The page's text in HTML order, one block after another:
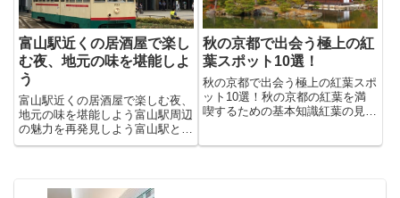
富山駅近くの居酒屋で楽し
む夜、地元の味を堪能しよ
う
富山駅近くの居酒屋で楽しむ夜、
地元の味を堪能しよう富山駅周辺
の魅力を再発見しよう富山駅と
は？基本情報とアクセスルート富
の路線が乗り入れる北陸地方の主
秋の京都で出会う極上の紅
葉スポット10選！
秋の京都で出会う極上の紅葉スポ
ット10選！秋の京都の紅葉を満
喫するための基本知識紅葉の見頃